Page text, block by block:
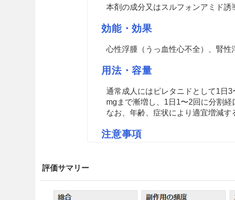
本剤の成分又はスルフォンアミド
効能・効果
心性浮腫（うっ血性心不全）、腎性
用法・容量
通常成人にはピレタニドとして1日
mgまで漸増し、1日1〜2回に分割経
なお、年齢、症状により適宜増減す
注意事項
し、少量から投与を開始して、徐々
評価サマリー